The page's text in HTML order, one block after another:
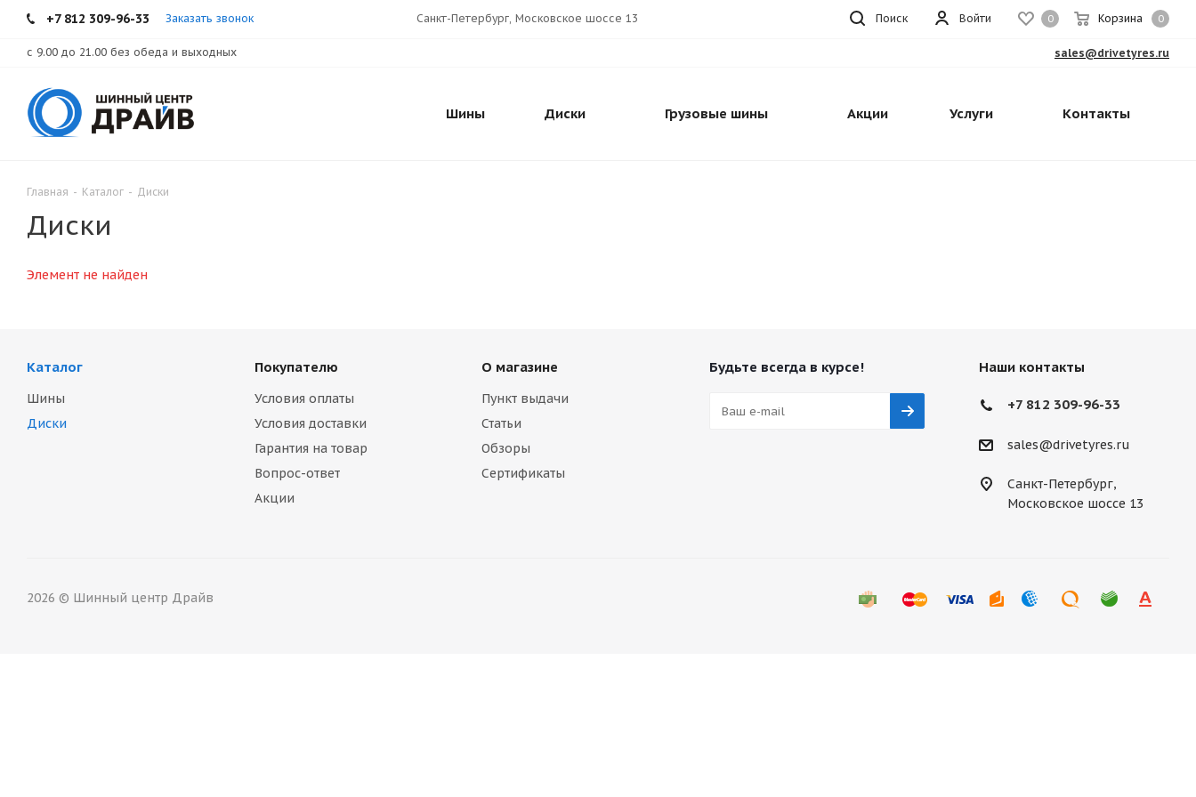
+7 812 309-96-33 Заказать звонок 0 Корзина 0
Войти
Санкт-Петербург, Московское шоссе 13 Поиск
с 9.00 до 21.00 без обеда и выходных sales@drivetyres.ru
Шины Диски Грузовые шины Акции Услуги Контакты
Главная - Каталог - Диски
Диски
Элемент не найден
Каталог
Шины
Диски
Покупателю
Условия оплаты
Условия доставки
Гарантия на товар
Вопрос-ответ
Акции
О магазине
Пункт выдачи
Статьи
Обзоры
Сертификаты
Будьте всегда в курсе! Наши контакты
+7 812 309-96-33
sales@drivetyres.ru
Санкт-Петербург,
Московское шоссе 13
2026 © Шинный центр Драйв